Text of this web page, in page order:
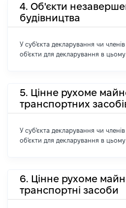
4. Об'єкти
будівництва
У суб'єкта декларування чи членів
об'єкти для декларування в цьому
5. Цінне рухоме
транспортних
У суб'єкта декларування чи членів
об'єкти для декларування в цьому
6. Цінне рухоме
транспортні засоби